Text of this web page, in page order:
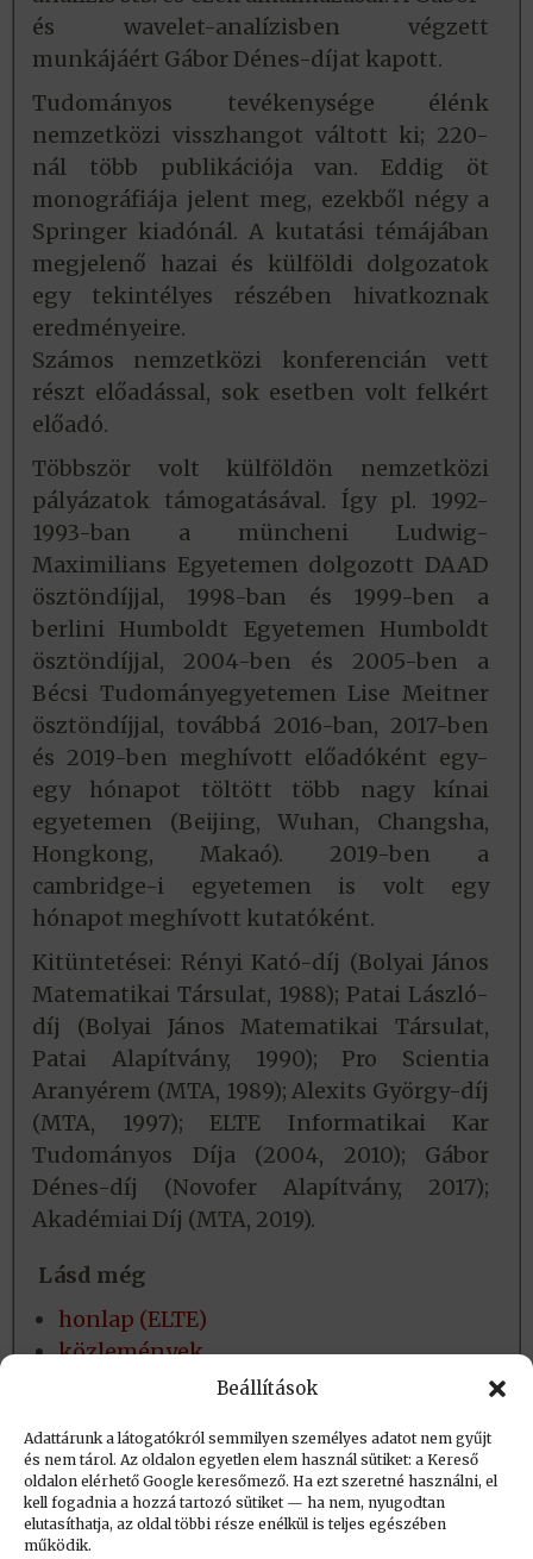
Beállítások
Adattárunk a látogatókról semmilyen személyes adatot nem gyűjt
és nem tárol. Az oldalon egyetlen elem használ sütiket: a Kereső
oldalon elérhető Google keresőmező. Ha ezt szeretné használni, el
kell fogadnia a hozzá tartozó sütiket — ha nem, nyugodtan
elutasíthatja, az oldal többi része enélkül is teljes egészében
működik.
és wavelet-analízisben végzett
munkájáért Gábor Dénes-díjat kapott.
Tudományos tevékenysége élénk
nemzetközi visszhangot váltott ki; 220-
nál több publikációja van. Eddig öt
monográfiája jelent meg, ezekből négy a
Springer kiadónál. A kutatási témájában
megjelenő hazai és külföldi dolgozatok
egy tekintélyes részében hivatkoznak
eredményeire.
Számos nemzetközi konferencián vett
részt előadással, sok esetben volt felkért
előadó.
Többször volt külföldön nemzetközi
pályázatok támogatásával. Így pl. 1992-
1993-ban a müncheni Ludwig-
Maximilians Egyetemen dolgozott DAAD
ösztöndíjjal, 1998-ban és 1999-ben a
berlini Humboldt Egyetemen Humboldt
ösztöndíjjal, 2004-ben és 2005-ben a
Bécsi Tudományegyetemen Lise Meitner
ösztöndíjjal, továbbá 2016-ban, 2017-ben
és 2019-ben meghívott előadóként egy-
egy hónapot töltött több nagy kínai
egyetemen (Beijing, Wuhan, Changsha,
Hongkong, Makaó). 2019-ben a
cambridge-i egyetemen is volt egy
hónapot meghívott kutatóként.
Kitüntetései: Rényi Kató-díj (Bolyai János
Matematikai Társulat, 1988); Patai László-
díj (Bolyai János Matematikai Társulat,
Patai Alapítvány, 1990); Pro Scientia
Aranyérem (MTA, 1989); Alexits György-díj
(MTA, 1997); ELTE Informatikai Kar
Tudományos Díja (2004, 2010); Gábor
Dénes-díj (Novofer Alapítvány, 2017);
Akadémiai Díj (MTA, 2019).
Lásd még
honlap (ELTE)
közlemények
ODT személyi adatlap
Létrehozva: 2021.10.17. 13:07
Utolsó módosítás: 2021.10.17. 15:32